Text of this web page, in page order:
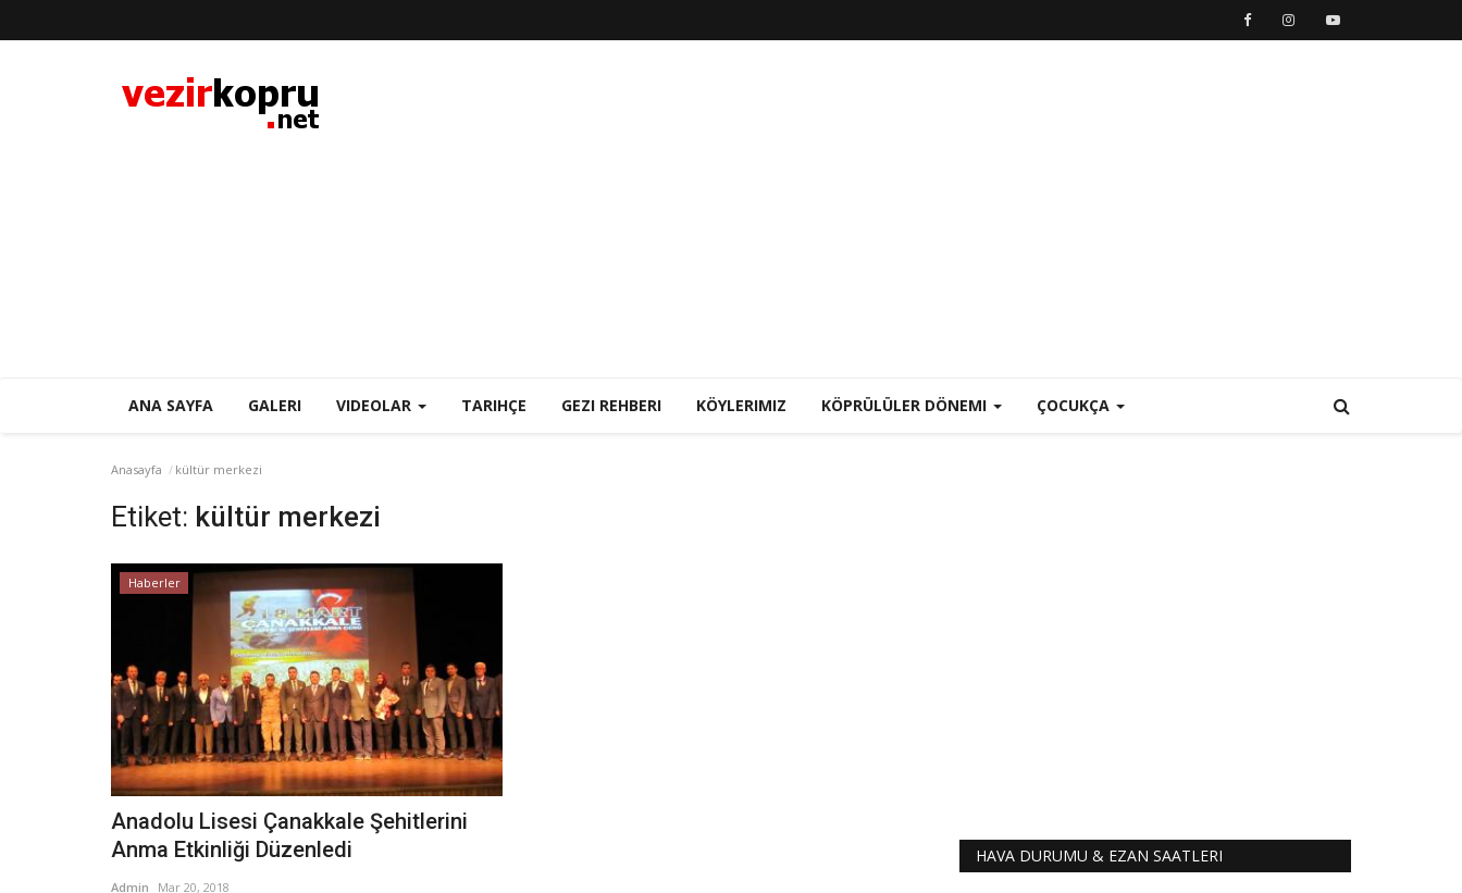
ANA SAYFA GALERI VIDEOLAR TARIHÇE GEZI REHBERI KÖYLERIMIZ KÖPRÜLÜLER DÖNEMI ÇOCUKÇA
Anasayfa kültür merkezi
Etiket: kültür merkezi
Haberler
Anadolu Lisesi Çanakkale Şehitlerini
Anma Etkinliği Düzenledi
Admin Mar 20, 2018
HAVA DURUMU & EZAN SAATLERI